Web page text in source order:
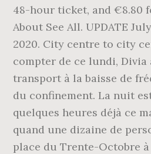
48-hour ticket, and €8.80
About See All. UPDATE
2020. City centre to city
compter de ce lundi, Divia
transport à la baisse de
du confinement. La nuit
quelques heures déjà ce
quand une dizaine de
place du Trente-Octobre